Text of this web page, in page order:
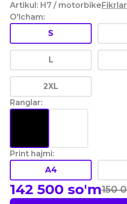
Artikul: H7 / motorbikeFikrlar
O'lcham:
S
L
2XL
Ranglar:
Print hajmi:
A4
142 500 so'm150